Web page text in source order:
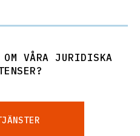
VÅRA JURIDISKA